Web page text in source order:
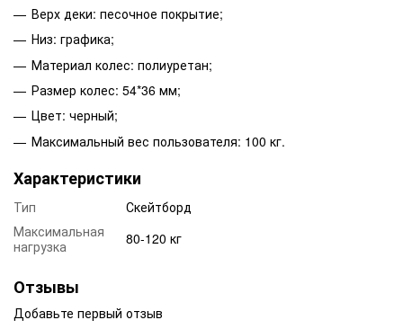
Верх деки: песочное покрытие;
Низ: графика;
Материал колес: полиуретан;
Размер колес: 54*36 мм;
Цвет: черный;
Максимальный вес пользователя: 100 кг.
Характеристики
Тип
Скейтборд
Максимальная
нагрузка
80-120 кг
Отзывы
Добавьте первый отзыв